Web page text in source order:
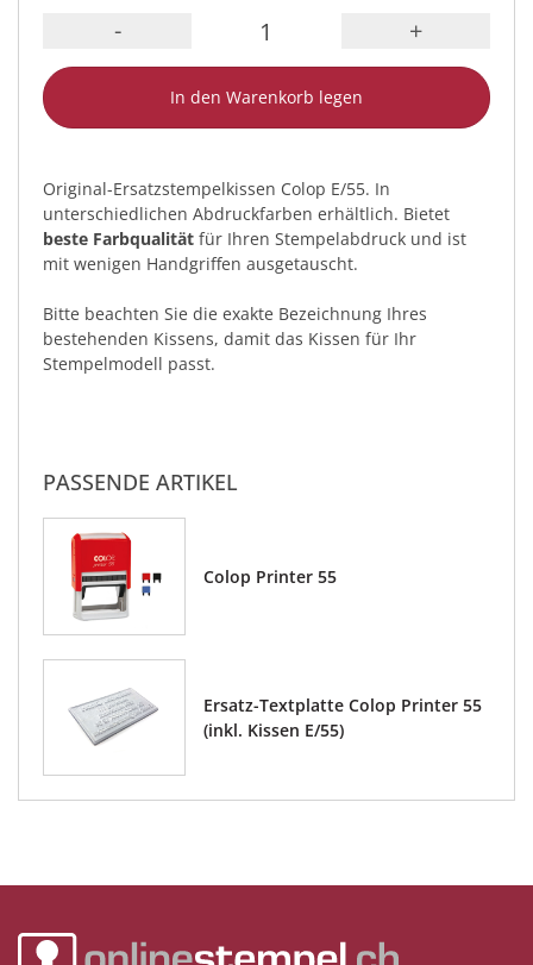
- +
In den Warenkorb legen
Original-Ersatzstempelkissen Colop E/55. In
unterschiedlichen Abdruckfarben erhältlich. Bietet
beste Farbqualität für Ihren Stempelabdruck und ist
mit wenigen Handgriffen ausgetauscht.
Bitte beachten Sie die exakte Bezeichnung Ihres
bestehenden Kissens, damit das Kissen für Ihr
Stempelmodell passt.
PASSENDE ARTIKEL
Colop Printer 55
Ersatz-Textplatte Colop Printer 55
(inkl. Kissen E/55)